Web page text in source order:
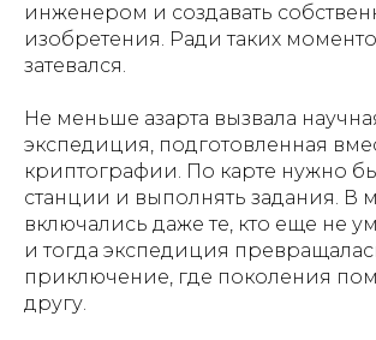
инженером и создавать
изобретения. Ради таких
затевался.
Не меньше азарта вызвала
экспедиция, подготовленная
криптографии. По карте нужно
станции и выполнять задания. В
включались даже те, кто еще не
и тогда экспедиция
приключение, где поколения
другу.